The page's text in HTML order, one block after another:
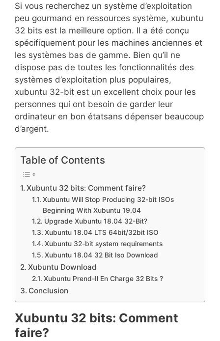
Si vous recherchez un système d’exploitation
peu gourmand en ressources système, xubuntu
32 bits est la meilleure option. Il a été conçu
spécifiquement pour les machines anciennes et
les systèmes bas de gamme. Bien qu’il ne
dispose pas de toutes les fonctionnalités des
systèmes d’exploitation plus populaires,
xubuntu 32-bit est un excellent choix pour les
personnes qui ont besoin de garder leur
ordinateur en bon étatsans dépenser beaucoup
d’argent.
Table of Contents
Xubuntu 32 bits: Comment faire?
Xubuntu Will Stop Producing 32-bit ISOs
Beginning With Xubuntu 19.04
Upgrade Xubuntu 18.04 32-Bit?
Xubuntu 18.04 LTS 64bit/32bit ISO
Xubuntu 32-bit system requirements
Xubuntu 18.04 32 Bit Iso Download
Xubuntu Download
Xubuntu Prend-Il En Charge 32 Bits ?
Conclusion
Xubuntu 32 bits: Comment
faire?